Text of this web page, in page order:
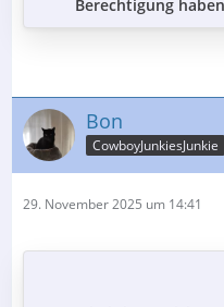
Berechtigung
Bon
CowboyJunkiesJunkie
29. November 2025 um 14:41